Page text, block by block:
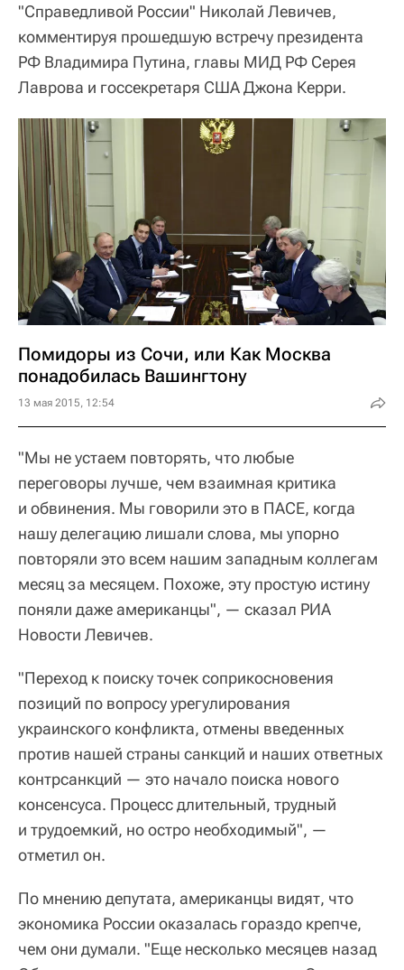
"Справедливой России" Николай Левичев,
комментируя прошедшую встречу президента
РФ Владимира Путина, главы МИД РФ Серея
Лаврова и госсекретаря США Джона Керри.
Помидоры из Сочи, или Как Москва
понадобилась Вашингтону
13 мая 2015, 12:54
"Мы не устаем повторять, что любые
переговоры лучше, чем взаимная критика
и обвинения. Мы говорили это в ПАСЕ, когда
нашу делегацию лишали слова, мы упорно
повторяли это всем нашим западным коллегам
месяц за месяцем. Похоже, эту простую истину
поняли даже американцы", — сказал РИА
Новости Левичев.
"Переход к поиску точек соприкосновения
позиций по вопросу урегулирования
украинского конфликта, отмены введенных
против нашей страны санкций и наших ответных
контрсанкций — это начало поиска нового
консенсуса. Процесс длительный, трудный
и трудоемкий, но остро необходимый", —
отметил он.
По мнению депутата, американцы видят, что
экономика России оказалась гораздо крепче,
чем они думали. "Еще несколько месяцев назад